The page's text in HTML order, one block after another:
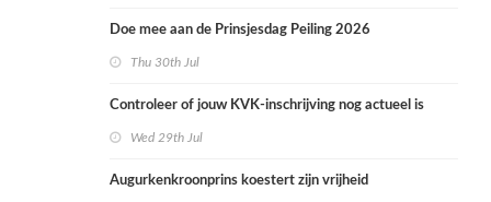
Doe mee aan de Prinsjesdag Peiling 2026
Thu 30th Jul
Controleer of jouw KVK-inschrijving nog actueel is
Wed 29th Jul
Augurkenkroonprins koestert zijn vrijheid